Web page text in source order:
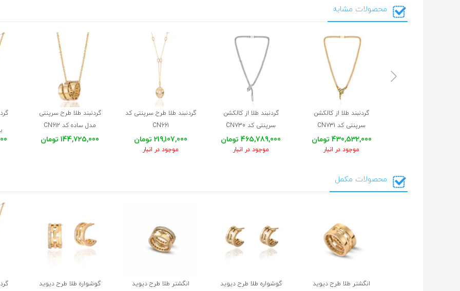
محصولات مشابه
گردنبند طلا از کالکشن
سرپنتی کد CN731
430,532,000 تومان
موجود در انبار
گردنبند طلا از کالکشن
سرپنتی کد CN730
465,789,000 تومان
موجود در انبار
گردنبند طلا طرح سرپنتی کد
CN661
219,107,000 تومان
موجود در انبار
گردنبند طلا طرح سرپنتی
مدل ساده کد CN612
144,725,000 تومان
محصولات مکمل
انگشتر طلا طرح دیوید
گوشواره طلا طرح دیوید
انگشتر طلا طرح دیوید
گوشواره طلا طرح دیوید